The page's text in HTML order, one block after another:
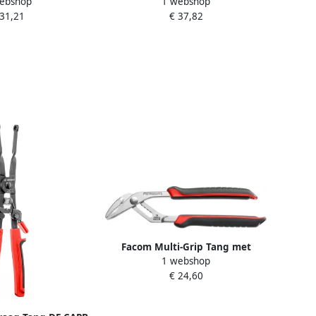
Vergrendeling 181A.18CPEPB
€ 37,82
Facom Multi-Grip Tang met
Lange Bek 180A.CPEPB
1 webshop
€ 24,60